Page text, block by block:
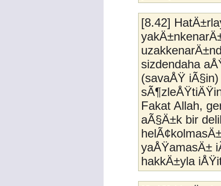
[8.42]
sizdendaha
(savaÅŸ
Fakat Allah,
aÃ§Ä±k bir
yaÅŸamasÄ±
hakkÄ±yla